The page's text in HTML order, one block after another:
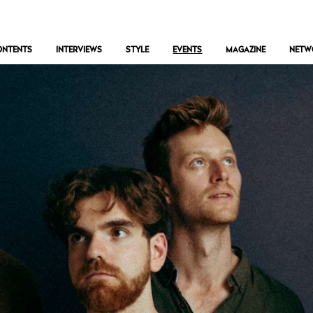
INTERVIEWS STYLE EVENTS MAGAZINE